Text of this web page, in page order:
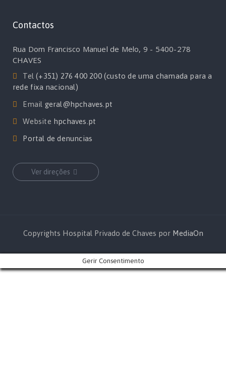
Contactos
Rua Dom Francisco Manuel de Melo, 9 - 5400-278
CHAVES
Tel(+351) 276 400 200 (custo de uma chamada para a
rede fixa nacional)
Email geral@hpchaves.pt
Website hpchaves.pt
Portal de denuncias
Ver direções
Copyrights Hospital Privado de Chaves por MediaOn
Gerir Consentimento